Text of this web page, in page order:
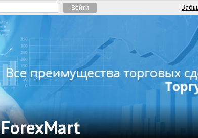
ForexMart